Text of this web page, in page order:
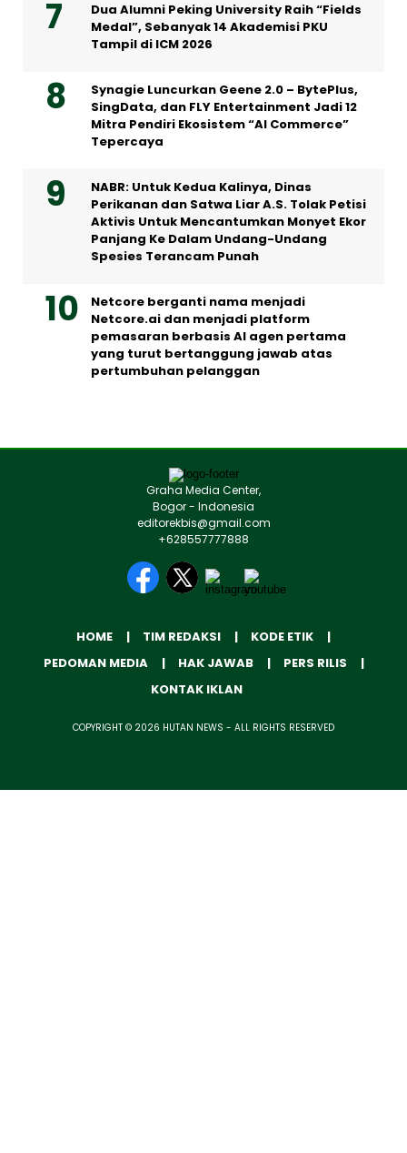
Dua Alumni Peking University Raih “Fields
Medal”, Sebanyak 14 Akademisi PKU
Tampil di ICM 2026
Synagie Luncurkan Geene 2.0 – BytePlus,
SingData, dan FLY Entertainment Jadi 12
Mitra Pendiri Ekosistem “AI Commerce”
Tepercaya
NABR: Untuk Kedua Kalinya, Dinas
Perikanan dan Satwa Liar A.S. Tolak Petisi
Aktivis Untuk Mencantumkan Monyet Ekor
Panjang Ke Dalam Undang-Undang
Spesies Terancam Punah
Netcore berganti nama menjadi
Netcore.ai dan menjadi platform
pemasaran berbasis AI agen pertama
yang turut bertanggung jawab atas
pertumbuhan pelanggan
Graha Media Center,
Bogor - Indonesia
editorekbis@gmail.com
+628557777888
HOME TIM REDAKSI
KODE ETIK
PEDOMAN MEDIA
HAK JAWAB
PERS RILIS
KONTAK IKLAN
COPYRIGHT © 2026 HUTAN NEWS - ALL RIGHTS RESERVED